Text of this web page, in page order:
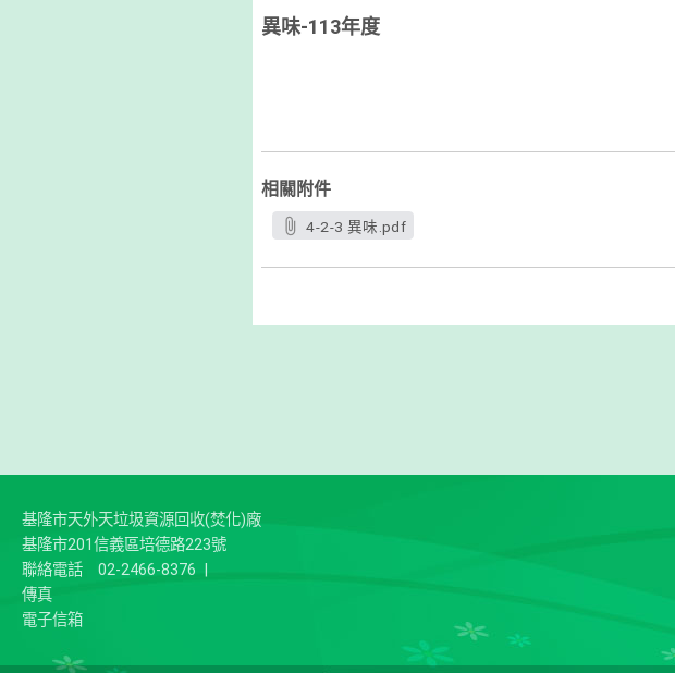
異味-113年度
相關附件
4-2-3 異味.pdf
基隆市天外天垃圾資源回收(焚化)廠
基隆市201信義區培德路223號
聯絡電話
02-2466-8376
傳真
電子信箱